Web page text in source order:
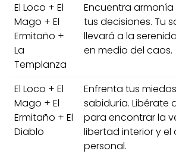
El Loco + El
Mago + El
Ermitaño +
La
Templanza
Encuentra armonía
tus decisiones. Tu
llevará a la
en medio del caos.
El Loco + El
Mago + El
Ermitaño + El
Diablo
Enfrenta tus
sabiduría. Libérate
para encontrar la
libertad interior y el
personal.